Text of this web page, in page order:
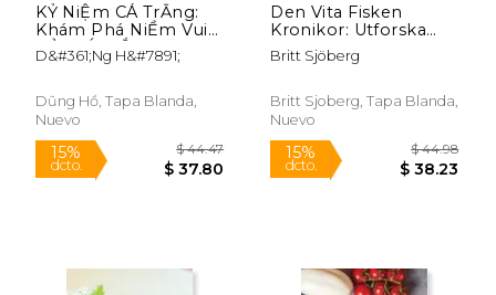
KỶ NiỆm CÁ TrẮng:
Khám Phá NiỀm Vui
CỦa CÁ TrẮng (en
Vietnamita)
D&#361;ng H&#7891;
Dũng Hồ, Tapa Blanda,
Nuevo
Den Vita Fisken
Kronikor: Utforska
Glädjerna Med Vit Fisk
(en Sueco)
Britt Sjöberg
Britt Sjoberg, Tapa Blanda,
Nuevo